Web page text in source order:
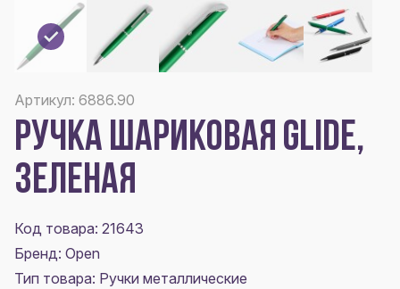
Артикул: 6886.90
РУЧКА ШАРИКОВАЯ GLIDE,
ЗЕЛЕНАЯ
Код товара: 21643
Бренд: Open
Тип товара: Ручки металлические